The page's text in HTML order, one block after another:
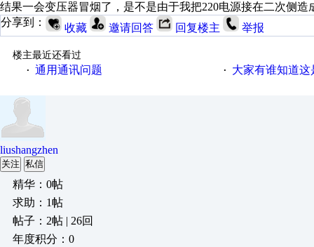
结果一会变压器冒烟了，是不是由于我把220电源接在二次侧造
分享到：
收藏 邀请回答 回复楼主 举报
楼主最近还看过
· 通用通讯问题 · 大家有谁知道
liushangzhen
关注 私信
精华：0帖
求助：1帖
帖子：2帖 | 26回
年度积分：0